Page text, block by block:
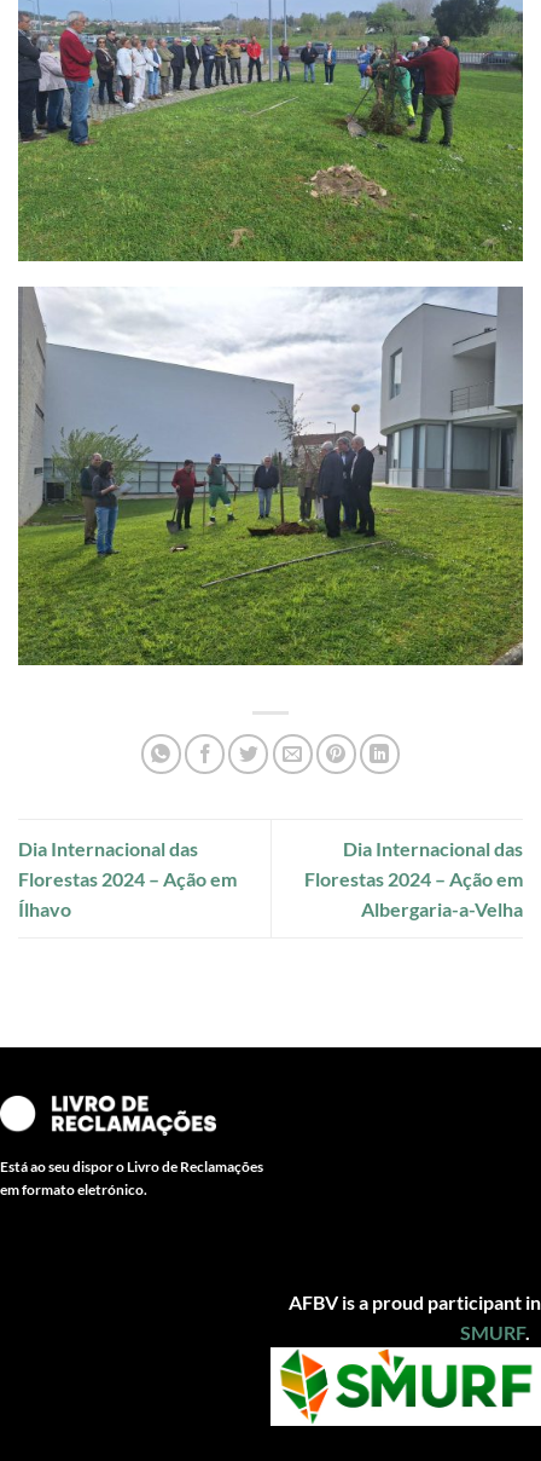
Dia Internacional das
Florestas 2024 – Ação em
Ílhavo
Dia Internacional das
Florestas 2024 – Ação em
Albergaria-a-Velha
Está ao seu dispor o Livro de Reclamações
em formato eletrónico.
AFBV is a proud participant in
SMURF.